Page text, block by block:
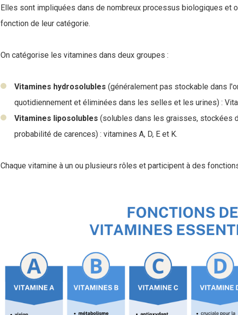
Elles sont impliquées dans de nombreux processus biologiques et
fonction de leur catégorie.
On catégorise les vitamines dans deux groupes :
Vitamines hydrosolubles (généralement pas stockable dans
quotidiennement et éliminées dans les selles et les urines) :
Vitamines liposolubles (solubles dans les graisses, stockées
probabilité de carences) : vitamines A, D, E et K.
Chaque vitamine à un ou plusieurs rôles et participent à des